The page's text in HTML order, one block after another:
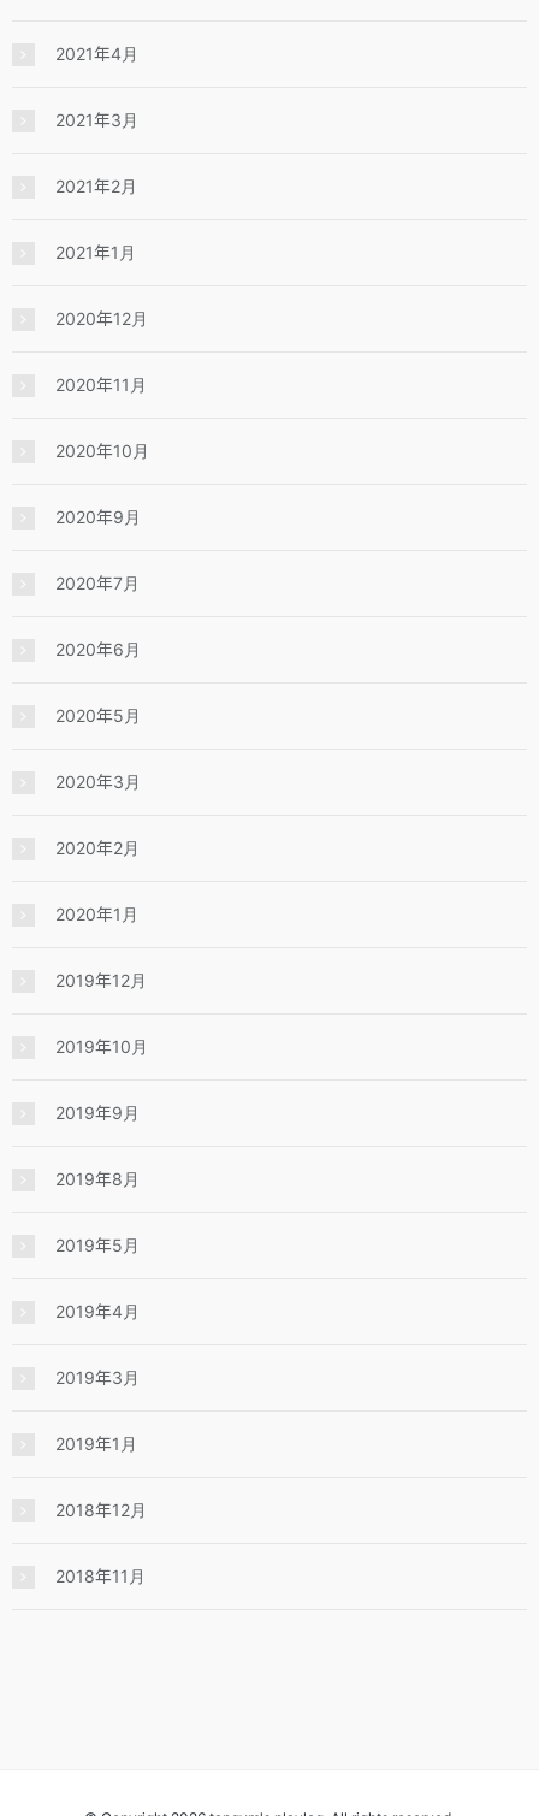
2021年4月
2021年3月
2021年2月
2021年1月
2020年12月
2020年11月
2020年10月
2020年9月
2020年7月
2020年6月
2020年5月
2020年3月
2020年2月
2020年1月
2019年12月
2019年10月
2019年9月
2019年8月
2019年5月
2019年4月
2019年3月
2019年1月
2018年12月
2018年11月